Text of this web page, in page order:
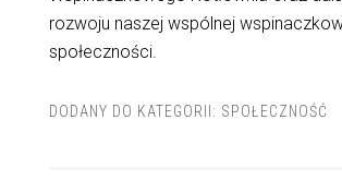
rozwoju naszej wspólnej
społeczności.
DODANY DO KATEGORII: SPOŁECZNOŚĆ